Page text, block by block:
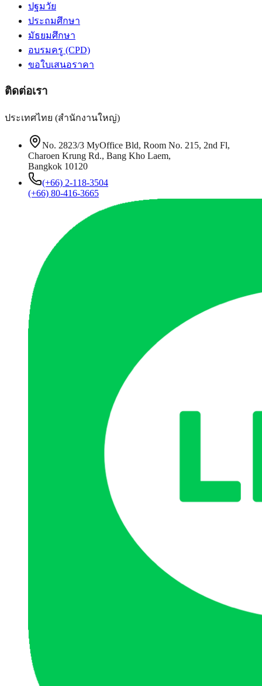
ปฐมวัย
ประถมศึกษา
มัธยมศึกษา
อบรมครู (CPD)
ขอใบเสนอราคา
ติดต่อเรา
ประเทศไทย (สำนักงานใหญ่)
No. 2823/3 MyOffice Bld, Room No. 215, 2nd Fl,
Charoen Krung Rd., Bang Kho Laem,
Bangkok 10120
(+66) 2-118-3504
(+66) 80-416-3665